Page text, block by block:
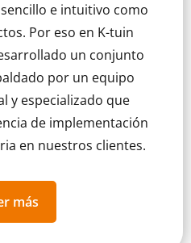
e intuitivo como
Por eso en K-tuin
un conjunto
por un equipo
y especializado que
de implementación
en nuestros clientes.
más